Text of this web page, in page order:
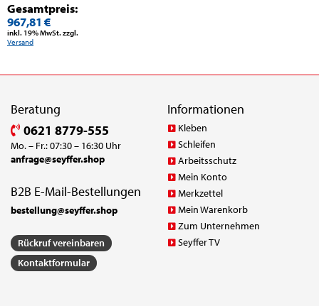
Gesamtpreis:
967,81 €
inkl. 19% MwSt. zzgl.
Versand
Beratung
0621 8779-555
Mo. – Fr.: 07:30 – 16:30 Uhr
anfrage@seyffer.shop
B2B E-Mail-Bestellungen
bestellung@seyffer.shop
Rückruf vereinbaren
Kontaktformular
Informationen
Kleben
Schleifen
Arbeitsschutz
Mein Konto
Merkzettel
Mein Warenkorb
Zum Unternehmen
Seyffer TV